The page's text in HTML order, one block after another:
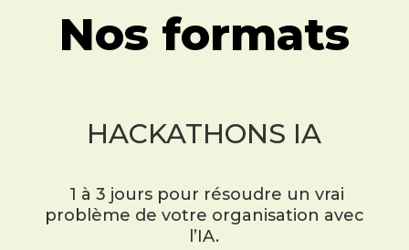
Nos formats
HACKATHONS IA
1 à 3 jours pour résoudre un vrai
problème de votre organisation avec
l’IA.